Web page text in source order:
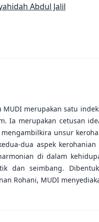
Abdul Jalil
MUDI merupakan satu
Ia merupakan cetusan
unsur
dua aspek
di dalam
dan seimbang.
Rohani, MUDI